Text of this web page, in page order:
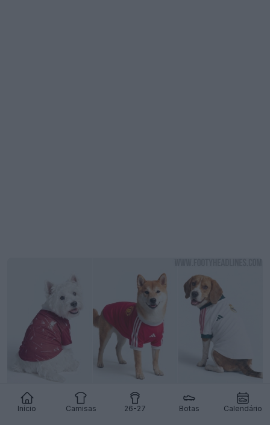
Início Camisas 26-27 Botas Calendário
Lançamento das camisas para animais de
estimação da Adidas 2026-27: Real Madrid,